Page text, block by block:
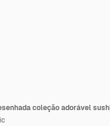
coleção adorável